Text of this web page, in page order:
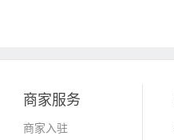
商家服务
商家入驻